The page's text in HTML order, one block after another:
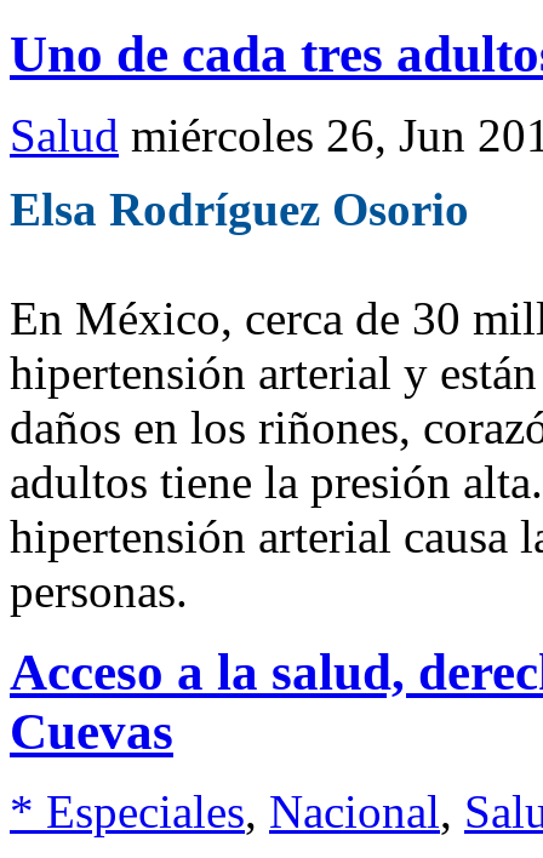
Uno de cada tres
Salud miércoles 26, Jun
Elsa Rodríguez Osorio
En México, cerca de 30
hipertensión arterial y
daños en los riñones,
adultos tiene la presión
hipertensión arterial causa
personas.
Acceso a la salud,
Cuevas
* Especiales, Nacional,